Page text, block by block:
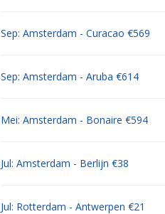
Sep: Amsterdam - Curacao €569
Sep: Amsterdam - Aruba €614
Mei: Amsterdam - Bonaire €594
Jul: Amsterdam - Berlijn €38
Jul: Rotterdam - Antwerpen €21